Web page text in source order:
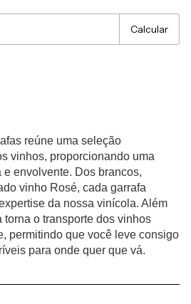
Calcular
reúne uma seleção
vinhos, proporcionando uma
envolvente. Dos brancos,
vinho Rosé, cada garrafa
da nossa vinícola. Além
o transporte dos vinhos
permitindo que você leve consigo
para onde quer que vá.